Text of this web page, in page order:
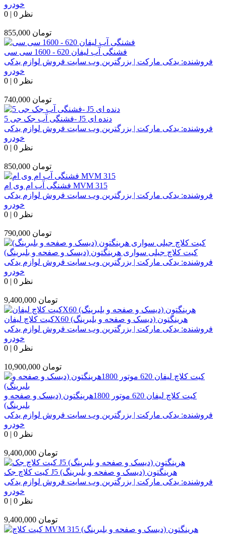
خودرو
0 | 0 نظر
855,000 تومان
فشنگی آب لیفان 620 - 1600 سی سی
فروشنده: یدکی مارکت | بزرگترین وب سایت فروش لوازم یدکی
خودرو
0 | 0 نظر
740,000 تومان
فشنگی آب جک جی 5- J5 دنده ای
فروشنده: یدکی مارکت | بزرگترین وب سایت فروش لوازم یدکی
خودرو
0 | 0 نظر
850,000 تومان
فشنگی آب ام وی ام MVM 315
فروشنده: یدکی مارکت | بزرگترین وب سایت فروش لوازم یدکی
خودرو
0 | 0 نظر
790,000 تومان
کیت کلاچ جیلی سواری هرینگتون (دیسک و صفحه و بلبرینگ)
فروشنده: یدکی مارکت | بزرگترین وب سایت فروش لوازم یدکی
خودرو
0 | 0 نظر
9,400,000 تومان
کیت کلاچ لیفانX60 هرینگتون (دیسک و صفحه و بلبرینگ)
فروشنده: یدکی مارکت | بزرگترین وب سایت فروش لوازم یدکی
خودرو
0 | 0 نظر
10,900,000 تومان
کیت کلاچ لیفان 620 موتور 1800هرینگتون (دیسک و صفحه و
بلبرینگ)
فروشنده: یدکی مارکت | بزرگترین وب سایت فروش لوازم یدکی
خودرو
0 | 0 نظر
9,400,000 تومان
کیت کلاچ جک J5 هرینگتون (دیسک و صفحه و بلبرینگ)
فروشنده: یدکی مارکت | بزرگترین وب سایت فروش لوازم یدکی
خودرو
0 | 0 نظر
9,400,000 تومان